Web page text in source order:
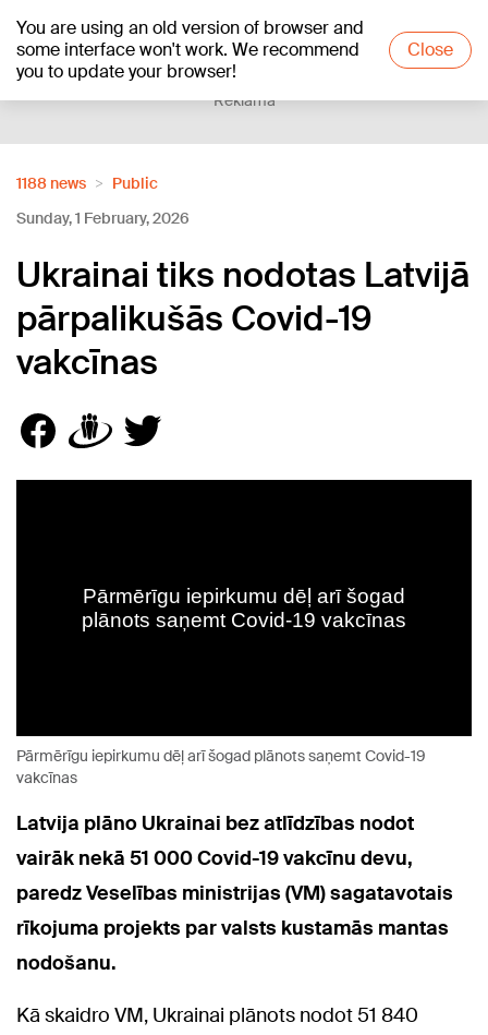
You are using an old version of browser and
some interface won't work. We recommend
you to update your browser!
Close
+23°C
Reklāma
1188 news
Public
Sunday, 1 February, 2026
Ukrainai tiks nodotas Latvijā
pārpalikušās Covid-19
vakcīnas
Pārmērīgu iepirkumu dēļ arī šogad plānots saņemt Covid-19
vakcīnas
Latvija plāno Ukrainai bez atlīdzības nodot
vairāk nekā 51 000 Covid-19 vakcīnu devu,
paredz Veselības ministrijas (VM) sagatavotais
rīkojuma projekts par valsts kustamās mantas
nodošanu.
Kā skaidro VM, Ukrainai plānots nodot 51 840